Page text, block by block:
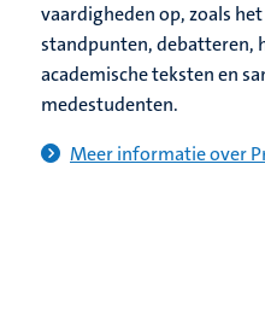
vaardigheden op, zoals
standpunten, debatteren,
academische teksten en
medestudenten.
Meer informatie over